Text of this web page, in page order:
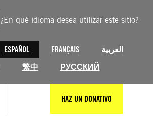
¿En qué idioma desea utilizar este sitio?
ESPAÑOL FRANÇAIS
العربية
繁中 РУССКИЙ
HAZ UN DONATIVO